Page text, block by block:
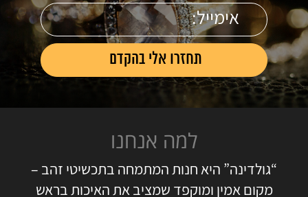
למה אנחנו
“גולדינה” היא חנות המתמחה בתכשיטי זהב –
מקום אמין ומוקפד שמציב את האיכות בראש